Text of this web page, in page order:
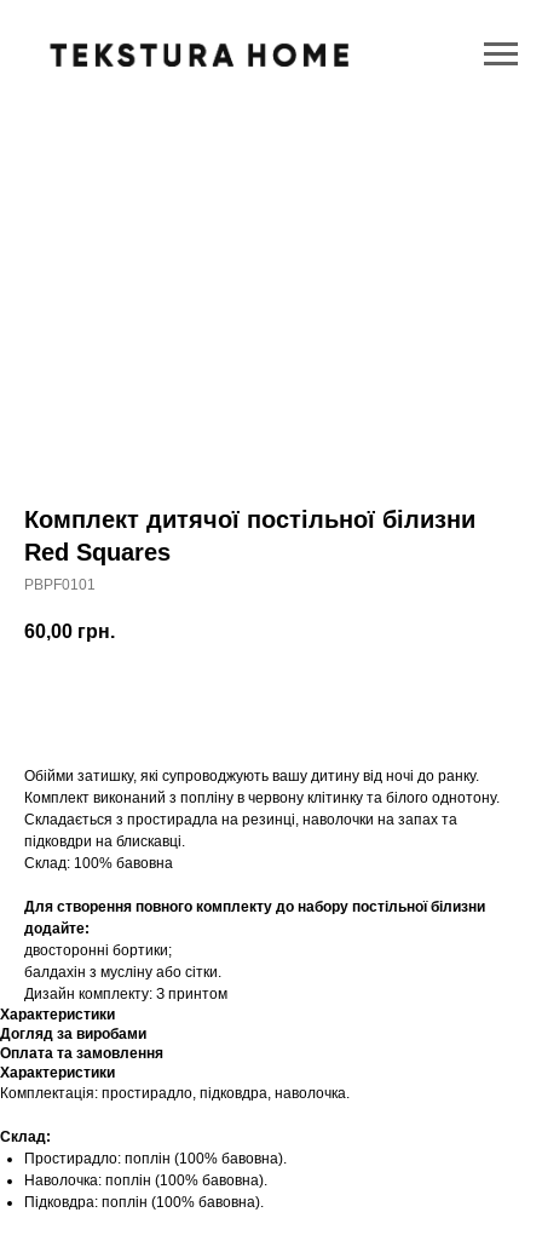
Комплект дитячої постільної білизни
Red Squares
PBPF0101
60,00 грн.
Обійми затишку, які супроводжують вашу дитину від ночі до ранку.
Комплект виконаний з попліну в червону клітинку та білого однотону.
Складається з простирадла на резинці, наволочки на запах та
підковдри на блискавці.
Склад: 100% бавовна
Для створення повного комплекту до набору постільної білизни
додайте:
двосторонні бортики;
балдахін з мусліну або сітки.
Дизайн комплекту: З принтом
Характеристики
Догляд за виробами
Оплата та замовлення
Характеристики
Комплектація: простирадло, підковдра, наволочка.
Склад:
Простирадло: поплін (100% бавовна).
Наволочка: поплін (100% бавовна).
Підковдра: поплін (100% бавовна).